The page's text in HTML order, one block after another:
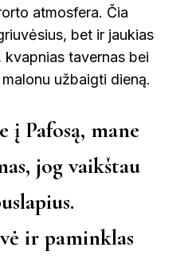
atmosfera. Čia
bet ir jaukias
tavernas bei
užbaigti dieną.
į Pafosą, mane
jog vaikštau
ir paminklas